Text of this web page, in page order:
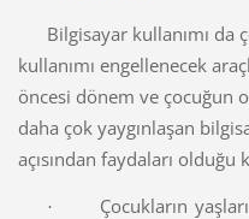
Bilgisayar kullanımı da
kullanımı engellenecek
öncesi dönem ve çocuğun
daha çok yaygınlaşan
açısından faydaları
·
Çocukların